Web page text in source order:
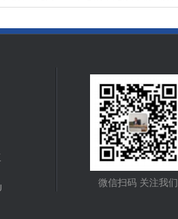
微信扫码 关注我们